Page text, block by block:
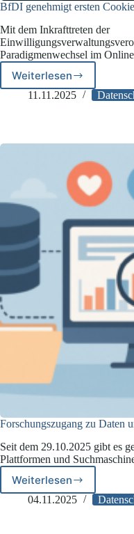
BfDI genehmigt ersten
Mit dem Inkrafttreten der
Paradigmenwechsel im
Weiterlesen
BfDI
genehmigt
11.11.2025
Forschungszugang zu Daten
Seit dem 29.10.2025 gibt es
Plattformen und
Weiterlesen
zu
04.11.2025